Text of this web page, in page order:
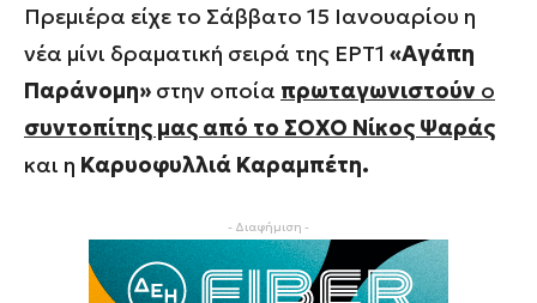
Πρεμιέρα είχε το Σάββατο 15 Ιανουαρίου η
νέα μίνι δραματική σειρά της ΕΡΤ1 «Αγάπη
Παράνομη» στην οποία πρωταγωνιστούν ο
συντοπίτης μας από το ΣΟΧΟ Νίκος Ψαράς
και η Καρυοφυλλιά Καραμπέτη.
- Διαφήμιση -